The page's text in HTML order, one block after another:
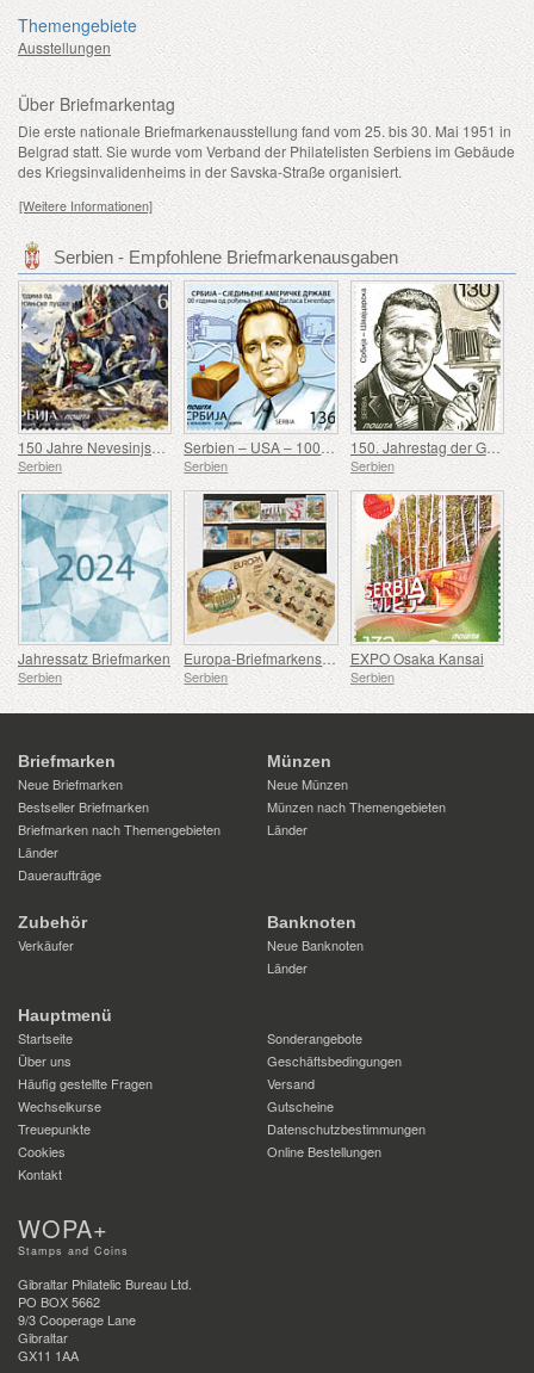
Themengebiete
Ausstellungen
Über Briefmarkentag
Die erste nationale Briefmarkenausstellung fand vom 25. bis 30. Mai 1951 in
Belgrad statt. Sie wurde vom Verband der Philatelisten Serbiens im Gebäude
des Kriegsinvalidenheims in der Savska-Straße organisiert.
[Weitere Informationen]
Serbien - Empfohlene Briefmarkenausgaben
150 Jahre Nevesinjska puška
Serbien
Serbien – USA – 100. Geburtstag von Douglas Engelbart
Serbien
150. Jahrestag der Geburt von Rodolphe Archibald Reiss
Serbien
Jahressatz Briefmarken
Serbien
Europa-Briefmarkensatz 2007-2016
Serbien
EXPO Osaka Kansai
Serbien
Briefmarken
Neue Briefmarken
Bestseller Briefmarken
Briefmarken nach Themengebieten
Länder
Daueraufträge
Münzen
Neue Münzen
Münzen nach Themengebieten
Länder
Zubehör
Verkäufer
Banknoten
Neue Banknoten
Länder
Hauptmenü
Startseite
Sonderangebote
Über uns
Geschäftsbedingungen
Häufig gestellte Fragen
Versand
Wechselkurse
Gutscheine
Treuepunkte
Datenschutzbestimmungen
Cookies
Online Bestellungen
Kontakt
WOPA+
Stamps and Coins
Gibraltar Philatelic Bureau Ltd.
PO BOX 5662
9/3 Cooperage Lane
Gibraltar
GX11 1AA